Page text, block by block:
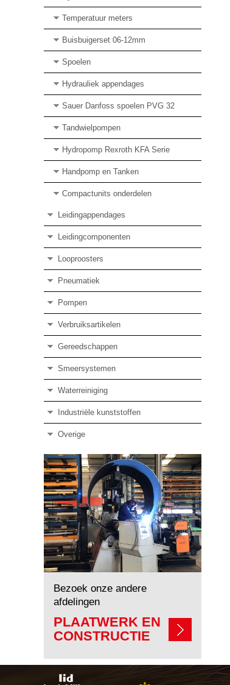
Temperatuur meters
Buisbuigerset 06-12mm
Spoelen
Hydrauliek appendages
Sauer Danfoss spoelen PVG 32
Tandwielpompen
Hydropomp Rexroth KFA Serie
Handpomp en Tanken
Compactunits onderdelen
Leidingappendages
Leidingcomponenten
Looproosters
Pneumatiek
Pompen
Verbruiksartikelen
Gereedschappen
Smeersystemen
Waterreiniging
Industriële kunststoffen
Overige
Bezoek onze andere
afdelingen
PLAATWERK EN
CONSTRUCTIE